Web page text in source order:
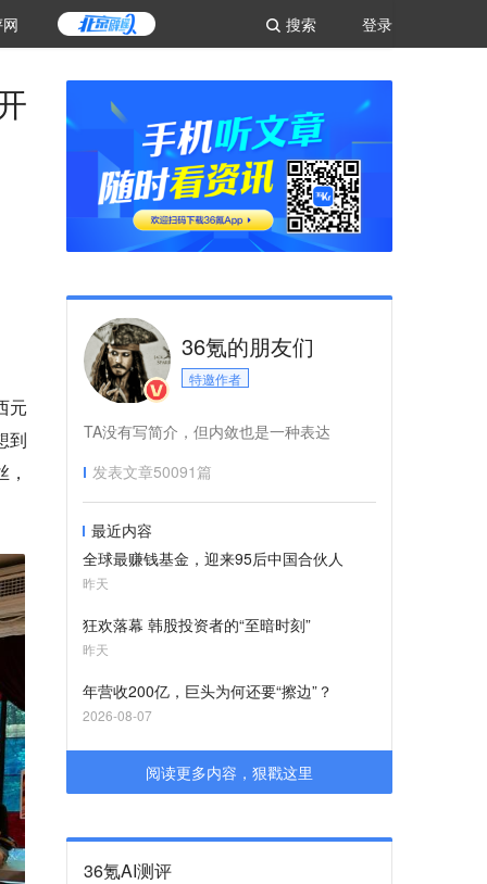
登录
搜索
元
到
36氪的朋友们
特邀作者
TA没有写简介，但内敛也是一种表达
发表文章50091篇
最近内容
全球最赚钱基金，迎来95后中国合伙人
昨天
狂欢落幕 韩股投资者的“至暗时刻”
昨天
年营收200亿，巨头为何还要“擦边”？
2026-08-07
阅读更多内容，狠戳这里
36氪AI测评